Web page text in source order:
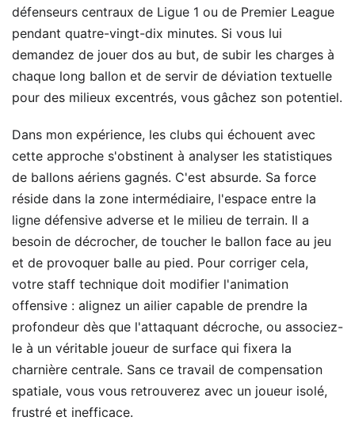
défenseurs centraux de Ligue 1 ou de Premier League
pendant quatre-vingt-dix minutes. Si vous lui
demandez de jouer dos au but, de subir les charges à
chaque long ballon et de servir de déviation textuelle
pour des milieux excentrés, vous gâchez son potentiel.
Dans mon expérience, les clubs qui échouent avec
cette approche s'obstinent à analyser les statistiques
de ballons aériens gagnés. C'est absurde. Sa force
réside dans la zone intermédiaire, l'espace entre la
ligne défensive adverse et le milieu de terrain. Il a
besoin de décrocher, de toucher le ballon face au jeu
et de provoquer balle au pied. Pour corriger cela,
votre staff technique doit modifier l'animation
offensive : alignez un ailier capable de prendre la
profondeur dès que l'attaquant décroche, ou associez-
le à un véritable joueur de surface qui fixera la
charnière centrale. Sans ce travail de compensation
spatiale, vous vous retrouverez avec un joueur isolé,
frustré et inefficace.